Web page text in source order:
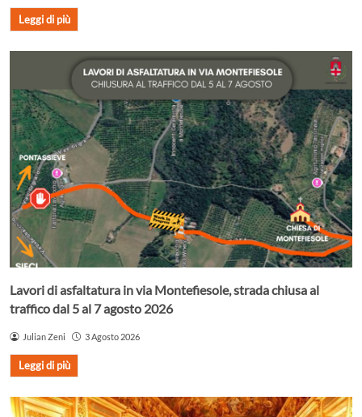
Leggi di più
Lavori di asfaltatura in via Montefiesole, strada chiusa al
traffico dal 5 al 7 agosto 2026
Julian Zeni 3 Agosto 2026
Leggi di più